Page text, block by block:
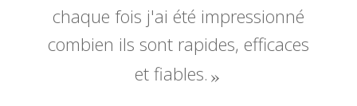
chaque fois j'ai été impressionné
combien ils sont rapides, efficaces
et fiables.